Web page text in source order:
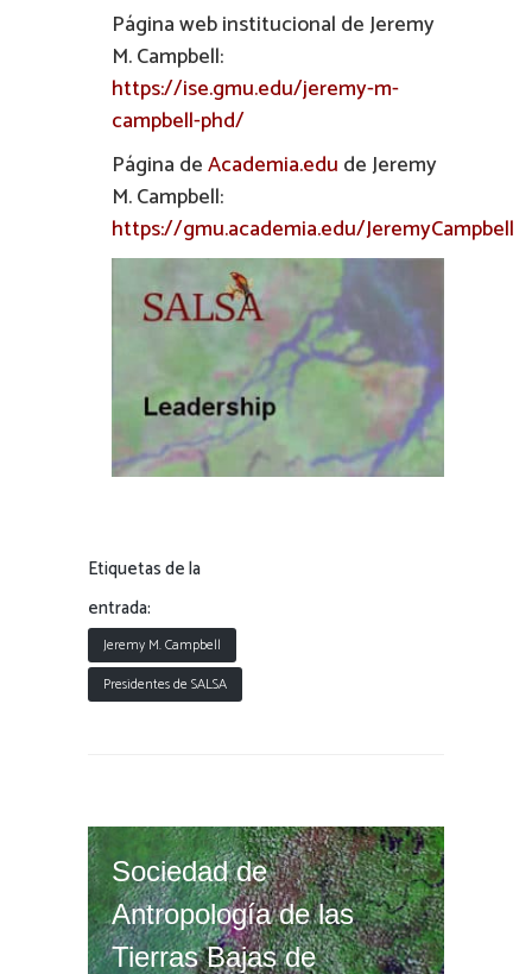
Página web institucional de Jeremy
M. Campbell:
https://ise.gmu.edu/jeremy-m-
campbell-phd/
Página deAcademia.edu de Jeremy
M. Campbell:
https://gmu.academia.edu/JeremyCampbell
Etiquetas de la
entrada:
Jeremy M. Campbell
Presidentes de SALSA
Sociedad de
Antropología de las
Tierras Bajas de